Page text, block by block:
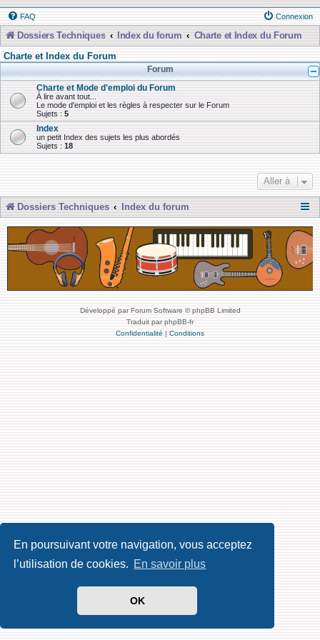
En poursuivant votre navigation, vous acceptez
l’utilisation de cookies. En savoir plus
OK
FAQ Connexion
Dossiers Techniques Index du forum
Charte et Index du Forum
Charte et Index du Forum
Forum
Charte et Mode d'emploi du Forum
À lire avant tout...
Le mode d'emploi et les règles à respecter sur le Forum
Sujets : 5
Index
un petit Index des sujets les plus abordés
Sujets : 18
Aller à
Dossiers Techniques Index du forum
Développé par Forum Software © phpBB Limited
Traduit par phpBB-fr
Confidentialité | Conditions